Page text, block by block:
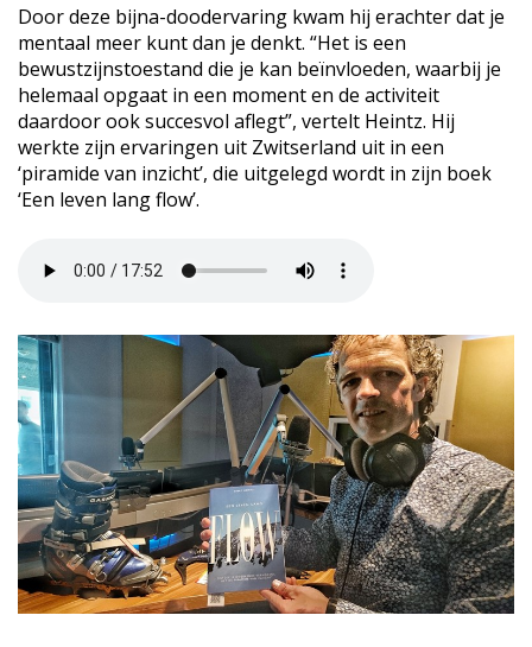
Door deze bijna-doodervaring kwam hij erachter dat je
mentaal meer kunt dan je denkt. “Het is een
bewustzijnstoestand die je kan beïnvloeden, waarbij je
helemaal opgaat in een moment en de activiteit
daardoor ook succesvol aflegt”, vertelt Heintz. Hij
werkte zijn ervaringen uit Zwitserland uit in een
‘piramide van inzicht’, die uitgelegd wordt in zijn boek
‘Een leven lang flow’.